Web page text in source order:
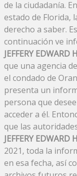
de la ciudadanía.
estado de Florida,
derecho a saber.
continuación ve
JEFFERY EDWARD
que una agencia
el condado de
presenta un
persona que
acceder a él.
que las
JEFFERY EDWARD
2021, toda la
en esa fecha, así